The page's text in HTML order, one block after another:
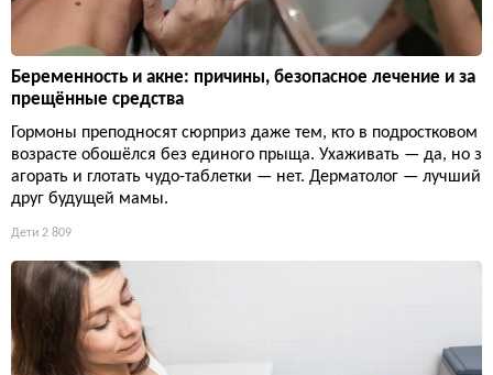
Беременность и акне: причины, безопасное лечение и за
прещённые средства
Гормоны преподносят сюрприз даже тем, кто в подростковом
возрасте обошёлся без единого прыща. Ухаживать — да, но з
агорать и глотать чудо-таблетки — нет. Дерматолог — лучший
друг будущей мамы.
Дети 2 809